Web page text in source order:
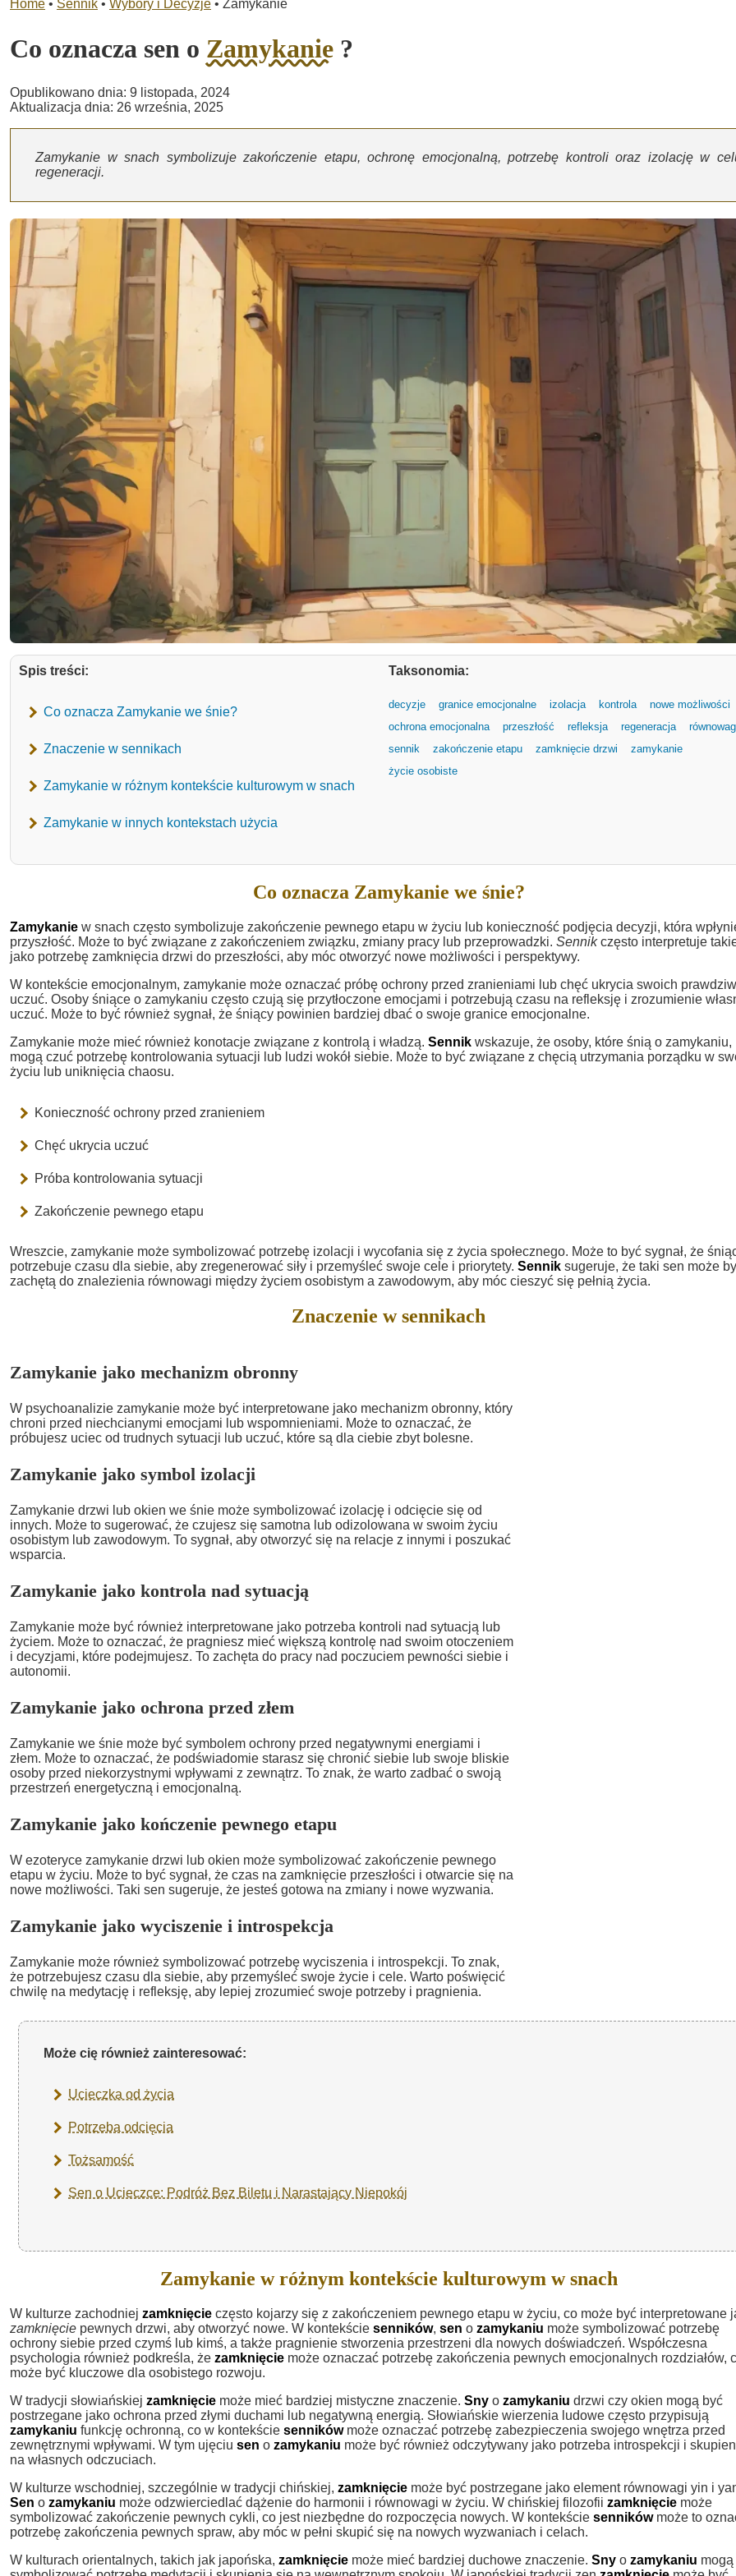
Home • Sennik • Wybory i Decyzje • Zamykanie
Co oznacza sen o Zamykanie ?
Opublikowano dnia: 9 listopada, 2024
Aktualizacja dnia: 26 września, 2025
Zamykanie w snach symbolizuje zakończenie etapu, ochronę emocjonalną, potrzebę kontroli oraz izolację w
regeneracji.
Spis treści:
Co oznacza Zamykanie we śnie?
Znaczenie w sennikach
Zamykanie w różnym kontekście kulturowym w snach
Zamykanie w innych kontekstach użycia
Taksonomia:
decyzje granice emocjonalne izolacja kontrola
nowe możliwości
ochrona emocjonalna
przeszłość refleksja regeneracja
sennik
zakończenie etapu zamknięcie drzwi
zamykanie
życie osobiste
Co oznacza Zamykanie we śnie?
Zamykanie w snach często symbolizuje zakończenie pewnego etapu w życiu lub konieczność podjęcia decyzji, która
przyszłość. Może to być związane z zakończeniem związku, zmiany pracy lub przeprowadzki. Sennikczęsto interpretuje
jako potrzebę zamknięcia drzwi do przeszłości, aby móc otworzyć nowe możliwości i perspektywy.
W kontekście emocjonalnym, zamykanie może oznaczać próbę ochrony przed zranieniami lub chęć ukrycia swoich
uczuć. Osoby śniące o zamykaniu często czują się przytłoczone emocjami i potrzebują czasu na refleksję i zrozumienie
uczuć. Może to być również sygnał, że śniący powinien bardziej dbać o swoje granice emocjonalne.
Zamykanie może mieć również konotacje związane z kontrolą i władzą. Sennik wskazuje, że osoby, które śnią o zamykaniu,
mogą czuć potrzebę kontrolowania sytuacji lub ludzi wokół siebie. Może to być związane z chęcią utrzymania porządku w
życiu lub uniknięcia chaosu.
Konieczność ochrony przed zranieniem
Chęć ukrycia uczuć
Próba kontrolowania sytuacji
Zakończenie pewnego etapu
Wreszcie, zamykanie może symbolizować potrzebę izolacji i wycofania się z życia społecznego. Może to być sygnał, że
potrzebuje czasu dla siebie, aby zregenerować siły i przemyśleć swoje cele i priorytety. Sennik sugeruje, że taki sen może
zachętą do znalezienia równowagi między życiem osobistym a zawodowym, aby móc cieszyć się pełnią życia.
Znaczenie w sennikach
Zamykanie jako mechanizm obronny
W psychoanalizie zamykanie może być interpretowane jako mechanizm obronny, który
chroni przed niechcianymi emocjami lub wspomnieniami. Może to oznaczać, że
próbujesz uciec od trudnych sytuacji lub uczuć, które są dla ciebie zbyt bolesne.
Zamykanie jako symbol izolacji
Zamykanie drzwi lub okien we śnie może symbolizować izolację i odcięcie się od
innych. Może to sugerować, że czujesz się samotna lub odizolowana w swoim życiu
osobistym lub zawodowym. To sygnał, aby otworzyć się na relacje z innymi i poszukać
wsparcia.
Zamykanie jako kontrola nad sytuacją
Zamykanie może być również interpretowane jako potrzeba kontroli nad sytuacją lub
życiem. Może to oznaczać, że pragniesz mieć większą kontrolę nad swoim otoczeniem
i decyzjami, które podejmujesz. To zachęta do pracy nad poczuciem pewności siebie i
autonomii.
Zamykanie jako ochrona przed złem
Zamykanie we śnie może być symbolem ochrony przed negatywnymi energiami i
złem. Może to oznaczać, że podświadomie starasz się chronić siebie lub swoje bliskie
osoby przed niekorzystnymi wpływami z zewnątrz. To znak, że warto zadbać o swoją
przestrzeń energetyczną i emocjonalną.
Zamykanie jako kończenie pewnego etapu
W ezoteryce zamykanie drzwi lub okien może symbolizować zakończenie pewnego
etapu w życiu. Może to być sygnał, że czas na zamknięcie przeszłości i otwarcie się na
nowe możliwości. Taki sen sugeruje, że jesteś gotowa na zmiany i nowe wyzwania.
Zamykanie jako wyciszenie i introspekcja
Zamykanie może również symbolizować potrzebę wyciszenia i introspekcji. To znak,
że potrzebujesz czasu dla siebie, aby przemyśleć swoje życie i cele. Warto poświęcić
chwilę na medytację i refleksję, aby lepiej zrozumieć swoje potrzeby i pragnienia.
Może cię również zainteresować:
Ucieczka od życia
Potrzeba odcięcia
Tożsamość
Sen o Ucieczce: Podróż Bez Biletu i Narastający Niepokój
Zamykanie w różnym kontekście kulturowym w snach
W kulturze zachodniej zamknięcie często kojarzy się z zakończeniem pewnego etapu w życiu, co może być interpretowane
zamknięcie pewnych drzwi, aby otworzyć nowe. W kontekście senników, sen o zamykaniu może symbolizować potrzebę
ochrony siebie przed czymś lub kimś, a także pragnienie stworzenia przestrzeni dla nowych doświadczeń. Współczesna
psychologia również podkreśla, że zamknięcie może oznaczać potrzebę zakończenia pewnych emocjonalnych rozdziałów,
może być kluczowe dla osobistego rozwoju.
W tradycji słowiańskiej zamknięcie może mieć bardziej mistyczne znaczenie. Sny o zamykaniu drzwi czy okien mogą być
postrzegane jako ochrona przed złymi duchami lub negatywną energią. Słowiańskie wierzenia ludowe często przypisują
zamykaniu funkcję ochronną, co w kontekście sennikówmoże oznaczać potrzebę zabezpieczenia swojego wnętrza przed
zewnętrznymi wpływami. W tym ujęciu sen o zamykaniu może być również odczytywany jako potrzeba introspekcji i
na własnych odczuciach.
W kulturze wschodniej, szczególnie w tradycji chińskiej, zamknięcie może być postrzegane jako element równowagi yin i
Sen o zamykaniu może odzwierciedlać dążenie do harmonii i równowagi w życiu. W chińskiej filozofii zamknięcie może
symbolizować zakończenie pewnych cykli, co jest niezbędne do rozpoczęcia nowych. W kontekście sennikówmoże to
potrzebę zakończenia pewnych spraw, aby móc w pełni skupić się na nowych wyzwaniach i celach.
W kulturach orientalnych, takich jak japońska, zamknięcie może mieć bardziej duchowe znaczenie. Sny o zamykaniu mogą